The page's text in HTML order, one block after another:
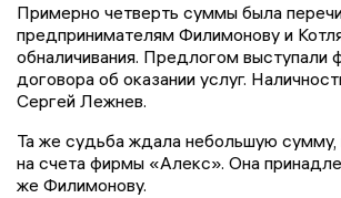
Примерно четверть суммы была
предпринимателям Филимонову и
обналичивания. Предлогом выступали
договора об оказании услуг.
Сергей Лежнев.
Та же судьба ждала небольшую сумму,
на счета фирмы «Алекс». Она
же Филимонову.